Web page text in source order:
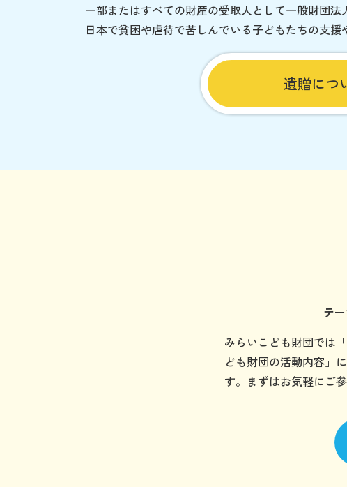
一部またはすべての財産の受取人として一般財団法
日本で貧困や虐待で苦しんでいる子どもたちの支援
遺贈につ
テ
みらいこども財団では
ども財団の活動内容」
す。まずはお気軽にご参